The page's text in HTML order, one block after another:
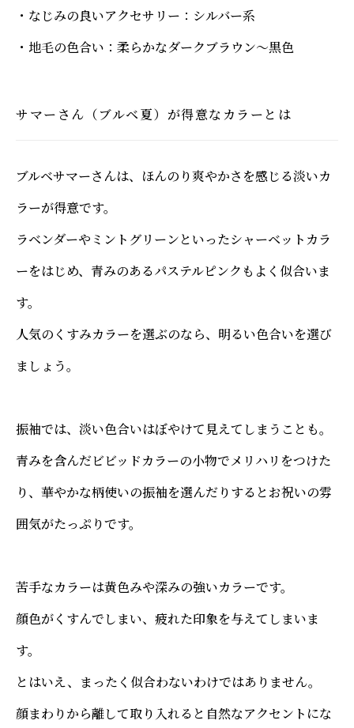
・なじみの良いアクセサリー：シルバー系
・地毛の色合い：柔らかなダークブラウン〜黒色
サマーさん（ブルベ夏）が得意なカラーとは
ブルベサマーさんは、ほんのり爽やかさを感じる淡いカ
ラーが得意です。
ラベンダーやミントグリーンといったシャーベットカラ
ーをはじめ、青みのあるパステルピンクもよく似合いま
す。
人気のくすみカラーを選ぶのなら、明るい色合いを選び
ましょう。
振袖では、淡い色合いはぼやけて見えてしまうことも。
青みを含んだビビッドカラーの小物でメリハリをつけた
り、華やかな柄使いの振袖を選んだりするとお祝いの雰
囲気がたっぷりです。
苦手なカラーは黄色みや深みの強いカラーです。
顔色がくすんでしまい、疲れた印象を与えてしまいま
す。
とはいえ、まったく似合わないわけではありません。
顔まわりから離して取り入れると自然なアクセントにな